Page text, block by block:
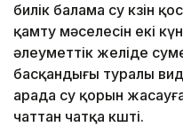
билік балама су көзін
қамту мәселесін екі
әлеуметтік желіде
басқандығы туралы
арада су қорын
чаттан чатқа көшті.